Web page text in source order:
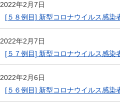
2022年2月7日
[５８例目] 新型コロナウイルス感染
2022年2月7日
[５７例目] 新型コロナウイルス感染
2022年2月6日
[５６例目] 新型コロナウイルス感染